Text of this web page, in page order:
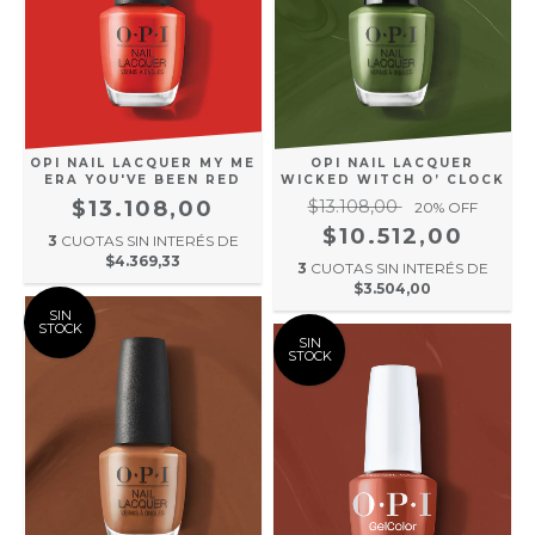
OPI NAIL LACQUER MY ME
ERA YOU'VE BEEN RED
$13.108,00
3 CUOTAS SIN INTERÉS DE
$4.369,33
OPI NAIL LACQUER
WICKED WITCH O’ CLOCK
$13.108,00 20% OFF
$10.512,00
3 CUOTAS SIN INTERÉS DE
$3.504,00
SIN
STOCK
SIN
STOCK